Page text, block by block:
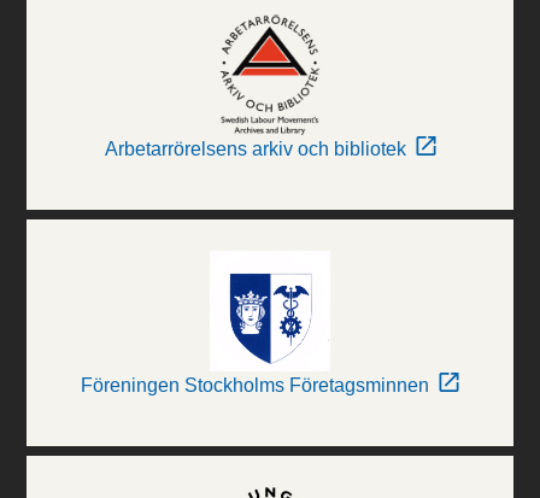
Arbetarrörelsens arkiv och bibliotek
Föreningen Stockholms Företagsminnen